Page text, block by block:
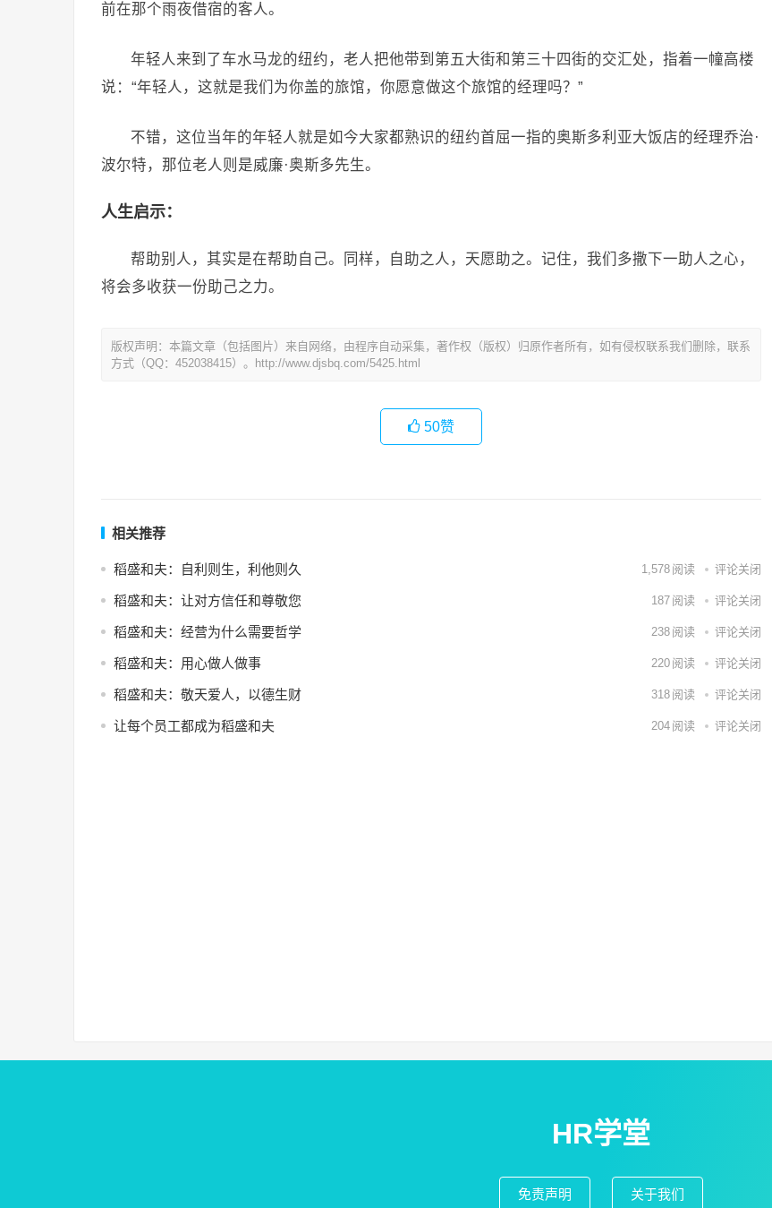
前在那个雨夜借宿的客人。
年轻人来到了车水马龙的纽约，老人把他带到第五大街和第三十四街的交汇处，指着一幢高楼
说：“年轻人，这就是我们为你盖的旅馆，你愿意做这个旅馆的经理吗？”
不错，这位当年的年轻人就是如今大家都熟识的纽约首屈一指的奥斯多利亚大饭店的经理乔治·
波尔特，那位老人则是威廉·奥斯多先生。
人生启示：
帮助别人，其实是在帮助自己。同样，自助之人，天愿助之。记住，我们多撒下一助人之心，
将会多收获一份助己之力。
版权声明：本篇文章（包括图片）来自网络，由程序自动采集，著作权（版权）归原作者所有，如有侵权联系我们删除，联系
方式（QQ：452038415）。http://www.djsbq.com/5425.html
50赞
相关推荐
稻盛和夫：自利则生，利他则久 1,578 阅读 评论关闭
稻盛和夫：让对方信任和尊敬您 187 阅读 评论关闭
稻盛和夫：经营为什么需要哲学 238 阅读 评论关闭
稻盛和夫：用心做人做事 220 阅读 评论关闭
稻盛和夫：敬天爱人，以德生财 318 阅读 评论关闭
让每个员工都成为稻盛和夫 204 阅读 评论关闭
HR学堂
免责声明 关于我们